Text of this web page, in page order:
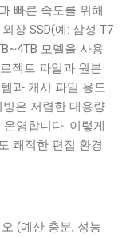
빠른 속도를 위해
장 SSD(예: 삼성 T7
모델을 사용
젝트 파일과 원본
과 캐시 파일 용도
은 저렴한 대용량
영합니다. 이렇게
쾌적한 편집 환경
(예산 충분, 성능